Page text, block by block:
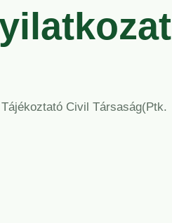
Civil Társaság(Ptk.